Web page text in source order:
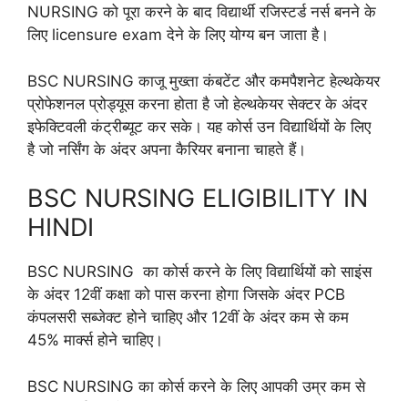
NURSING को पूरा करने के बाद विद्यार्थी रजिस्टर्ड नर्स बनने के
लिए licensure exam देने के लिए योग्य बन जाता है।
BSC NURSING काजू मुख्ता कंबटेंट और कमपैशनेट हेल्थकेयर
प्रोफेशनल प्रोड्यूस करना होता है जो हेल्थकेयर सेक्टर के अंदर
इफेक्टिवली कंट्रीब्यूट कर सके। यह कोर्स उन विद्यार्थियों के लिए
है जो नर्सिंग के अंदर अपना कैरियर बनाना चाहते हैं।
BSC NURSING ELIGIBILITY IN
HINDI
BSC NURSING का कोर्स करने के लिए विद्यार्थियों को साइंस
के अंदर 12वीं कक्षा को पास करना होगा जिसके अंदर PCB
कंपलसरी सब्जेक्ट होने चाहिए और 12वीं के अंदर कम से कम
45% मार्क्स होने चाहिए।
BSC NURSING का कोर्स करने के लिए आपकी उम्र कम से